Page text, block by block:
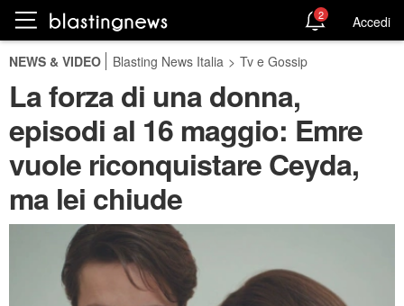
2 Accedi
NEWS & VIDEO Blasting News Italia > Tv e Gossip
La forza di una donna,
episodi al 16 maggio: Emre
vuole riconquistare Ceyda,
ma lei chiude